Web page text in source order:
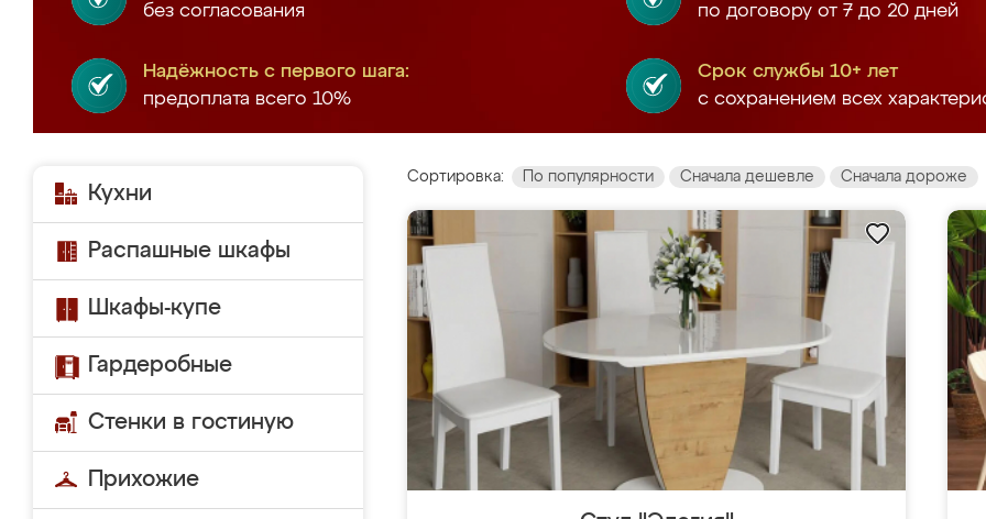
без согласования
по договору от 7 до 20 дней
Надёжность с первого шага:
предоплата всего 10%
Срок службы 10+ лет
с сохранением всех
Кухни
Распашные шкафы
Шкафы-купе
Гардеробные
Стенки в гостиную
Прихожие
Сортировка: По популярности Сначала дешевле Сначала дороже